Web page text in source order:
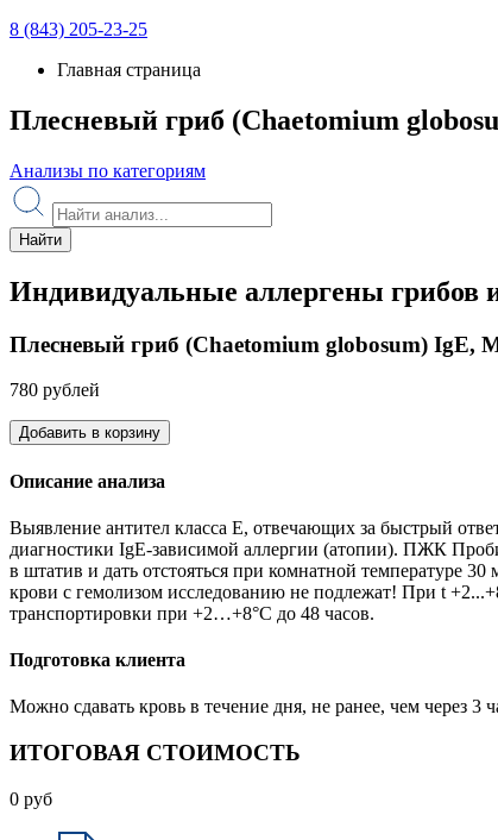
8 (843) 205-23-25
Главная страница
Плесневый гриб (Chaetomium
Анализы по категориям
Найти
Индивидуальные аллергены грибов
Плесневый гриб (Chaetomium globosum) IgE,
780 рублей
Добавить в корзину
Описание анализа
Выявление антител класса Е, отвечающих за быстрый
диагностики IgE-зависимой аллергии (атопии). ПЖК
в штатив и дать отстояться при комнатной температуре
крови с гемолизом исследованию не подлежат! При t
транспортировки при +2…+8°С до 48 часов.
Подготовка клиента
Можно сдавать кровь в течение дня, не ранее, чем через
ИТОГОВАЯ СТОИМОСТЬ
0 руб